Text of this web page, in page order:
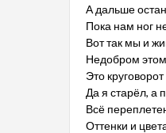
А дальше
Пока нам ног
Вот так мы и
Недобром
Это
Да я старёл, а
Всё
Оттенки и